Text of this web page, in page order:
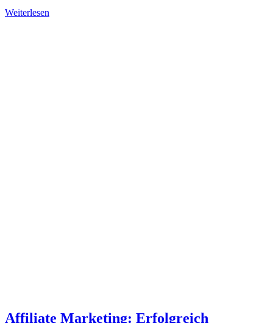
Weiterlesen
Affiliate Marketing: Erfolgreich